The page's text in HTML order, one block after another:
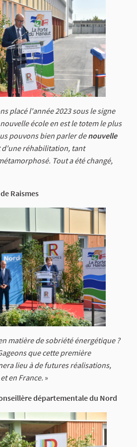
placé l'année 2023 sous le signe
école en est le totem le plus
pouvons bien parler denouvelle
d'une réhabilitation, tant
Tout a été changé,
Raismes
matière de sobriété énergétique ?
que cette première
lieu à de futures réalisations,
en France. »
départementale du Nord